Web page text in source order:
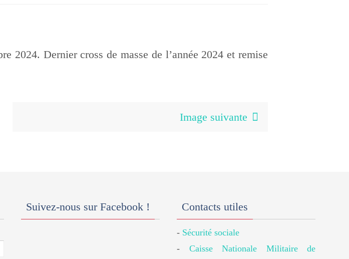
2024. Dernier cross de masse de l’année 2024 et remise
Image suivante
Suivez-nous sur Facebook ! Contacts utiles
- Sécurité sociale
- Caisse Nationale Militaire de